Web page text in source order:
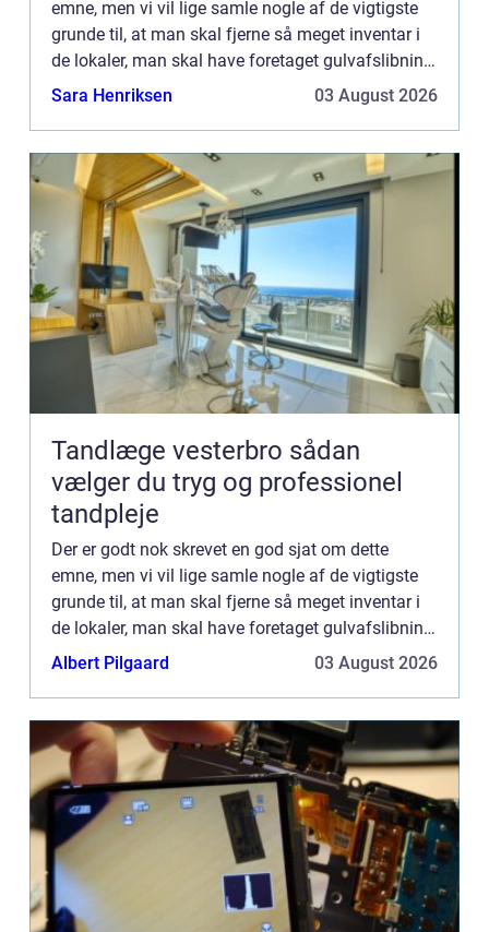
emne, men vi vil lige samle nogle af de vigtigste
grunde til, at man skal fjerne så meget inventar i
de lokaler, man skal have foretaget gulvafslibning
i – måske vil nogle af grundene end...
Sara Henriksen 03 August 2026
Tandlæge vesterbro sådan
vælger du tryg og professionel
tandpleje
Der er godt nok skrevet en god sjat om dette
emne, men vi vil lige samle nogle af de vigtigste
grunde til, at man skal fjerne så meget inventar i
de lokaler, man skal have foretaget gulvafslibning
i – måske vil nogle af grundene end...
Albert Pilgaard 03 August 2026